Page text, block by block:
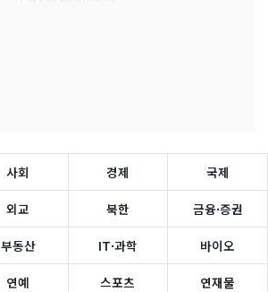
사회 경제 국제
외교 북한 금융·증권
부동산 IT·과학 바이오
연예 스포츠 연재물